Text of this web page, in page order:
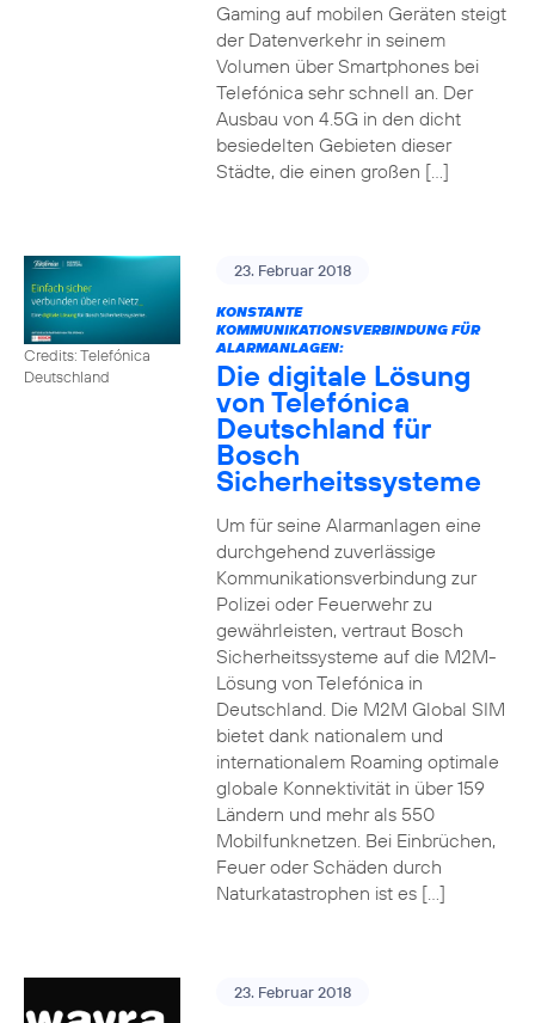
Gaming auf mobilen Geräten steigt
der Datenverkehr in seinem
Volumen über Smartphones bei
Telefónica sehr schnell an. Der
Ausbau von 4.5G in den dicht
besiedelten Gebieten dieser
Städte, die einen großen […]
Credits: Telefónica
Deutschland
23. Februar 2018
KONSTANTE
KOMMUNIKATIONSVERBINDUNG FÜR
ALARMANLAGEN:
Die digitale Lösung
von Telefónica
Deutschland für
Bosch
Sicherheitssysteme
Um für seine Alarmanlagen eine
durchgehend zuverlässige
Kommunikationsverbindung zur
Polizei oder Feuerwehr zu
gewährleisten, vertraut Bosch
Sicherheitssysteme auf die M2M-
Lösung von Telefónica in
Deutschland. Die M2M Global SIM
bietet dank nationalem und
internationalem Roaming optimale
globale Konnektivität in über 159
Ländern und mehr als 550
Mobilfunknetzen. Bei Einbrüchen,
Feuer oder Schäden durch
Naturkatastrophen ist es […]
23. Februar 2018